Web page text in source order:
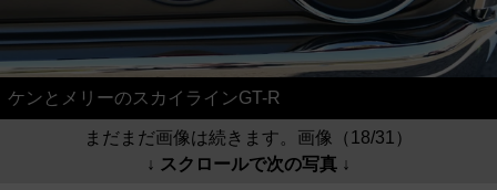
ケンとメリーのスカイラインGT-R
まだまだ画像は続きます。画像（18/31）
↓ スクロールで次の写真 ↓